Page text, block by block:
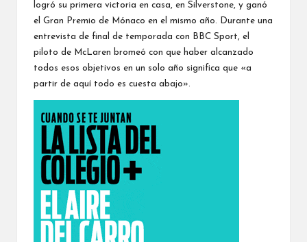
logró su primera victoria en casa, en Silverstone, y ganó
el Gran Premio de Mónaco en el mismo año. Durante una
entrevista de final de temporada con BBC Sport, el
piloto de McLaren bromeó con que haber alcanzado
todos esos objetivos en un solo año significa que «a
partir de aquí todo es cuesta abajo».